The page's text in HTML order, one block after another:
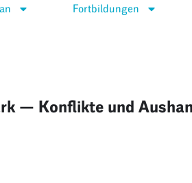
Fortbildungen
— Konflikte und